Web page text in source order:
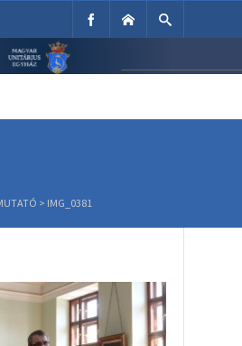
Egyház
> IMG_0381